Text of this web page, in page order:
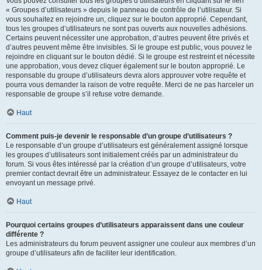
« Groupes d’utilisateurs » depuis le panneau de contrôle de l’utilisateur. Si
vous souhaitez en rejoindre un, cliquez sur le bouton approprié. Cependant,
tous les groupes d’utilisateurs ne sont pas ouverts aux nouvelles adhésions.
Certains peuvent nécessiter une approbation, d’autres peuvent être privés et
d’autres peuvent même être invisibles. Si le groupe est public, vous pouvez le
rejoindre en cliquant sur le bouton dédié. Si le groupe est restreint et nécessite
une approbation, vous devez cliquer également sur le bouton approprié. Le
responsable du groupe d’utilisateurs devra alors approuver votre requête et
pourra vous demander la raison de votre requête. Merci de ne pas harceler un
responsable de groupe s’il refuse votre demande.
Haut
Comment puis-je devenir le responsable d’un groupe d’utilisateurs ?
Le responsable d’un groupe d’utilisateurs est généralement assigné lorsque
les groupes d’utilisateurs sont initialement créés par un administrateur du
forum. Si vous êtes intéressé par la création d’un groupe d’utilisateurs, votre
premier contact devrait être un administrateur. Essayez de le contacter en lui
envoyant un message privé.
Haut
Pourquoi certains groupes d’utilisateurs apparaissent dans une couleur
différente ?
Les administrateurs du forum peuvent assigner une couleur aux membres d’un
groupe d’utilisateurs afin de faciliter leur identification.